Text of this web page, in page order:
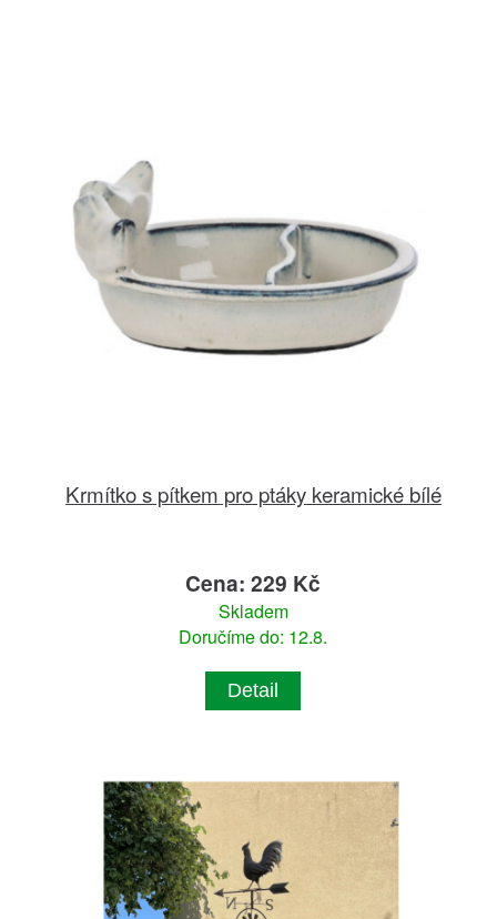
Krmítko s pítkem pro ptáky keramické bílé
Cena: 229 Kč
Skladem
Doručíme do: 12.8.
Detail